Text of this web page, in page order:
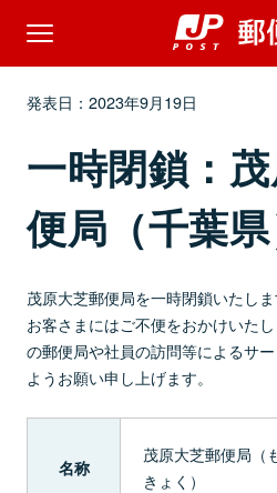
発表日：2023年9月19日
一時閉鎖：
便局（千葉県
茂原大芝郵便局を一時閉鎖いたしま
お客さまにはご不便をおかけいた
の郵便局や社員の訪問等によるサ
ようお願い申し上げます。
名称
茂原大芝郵便局（
きょく）